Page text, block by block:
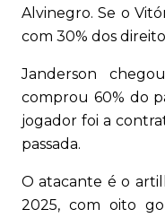
Alvinegro. Se o
com 30% dos
Janderson
comprou 60% do
jogador foi a
passada.
O atacante é o
2025, com oito